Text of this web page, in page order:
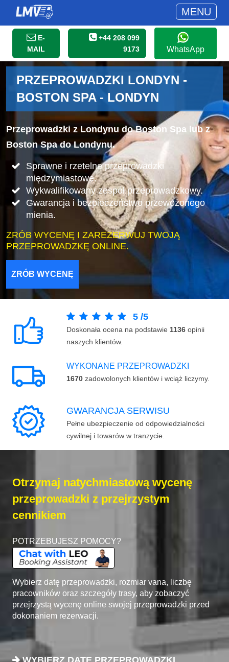
MENU
E-
MAIL
+44 208 099
9173
WhatsApp
PRZEPROWADZKI LONDYN -
BOSTON SPA - LONDYN
Przeprowadzki z Londynu do Boston Spa lub z
Boston Spa do Londynu.
Sprawne i rzetelne przeprowadzki
międzymiastowe.
Wykwalifikowany zespół przeprowadzkowy.
Gwarancja i bezpieczeństwo przewożonego
mienia.
ZRÓB WYCENĘ I ZAREZERWUJ TWOJĄ
PRZEPROWADZKĘ ONLINE.
ZRÓB WYCENĘ
5 /5
Doskonała ocena na podstawie 1136 opinii
naszych klientów.
WYKONANE PRZEPROWADZKI
1670 zadowolonych klientów i wciąż liczymy.
GWARANCJA SERWISU
Pełne ubezpieczenie od odpowiedzialności
cywilnej i towarów w tranzycie.
Otrzymaj natychmiastową wycenę
przeprowadzki z przejrzystym
cennikiem
POTRZEBUJESZ POMOCY?
Wybierz datę przeprowadzki, rozmiar vana, liczbę
pracowników oraz szczegóły trasy, aby zobaczyć
przejrzystą wycenę online swojej przeprowadzki przed
dokonaniem rezerwacji.
WYBIERZ DATĘ PRZEPROWADZKI